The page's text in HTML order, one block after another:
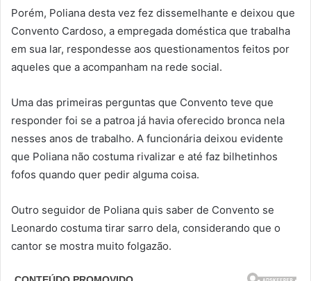
Porém, Poliana desta vez fez dissemelhante e deixou que
Convento Cardoso, a empregada doméstica que trabalha
em sua lar, respondesse aos questionamentos feitos por
aqueles que a acompanham na rede social.
Uma das primeiras perguntas que Convento teve que
responder foi se a patroa já havia oferecido bronca nela
nesses anos de trabalho. A funcionária deixou evidente
que Poliana não costuma rivalizar e até faz bilhetinhos
fofos quando quer pedir alguma coisa.
Outro seguidor de Poliana quis saber de Convento se
Leonardo costuma tirar sarro dela, considerando que o
cantor se mostra muito folgazão.